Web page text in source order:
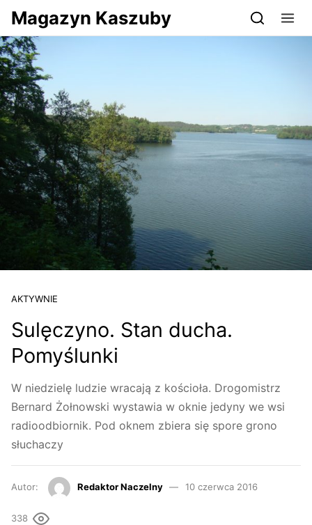
Przejdź do serwisu magazynkaszuby.pl
Magazyn Kaszuby
AKTYWNIE
Sulęczyno. Stan ducha.
Pomyślunki
W niedzielę ludzie wracają z kościoła. Drogomistrz
Bernard Żołnowski wystawia w oknie jedyny we wsi
radioodbiornik. Pod oknem zbiera się spore grono
słuchaczy
Autor: Redaktor Naczelny 10 czerwca 2016
338